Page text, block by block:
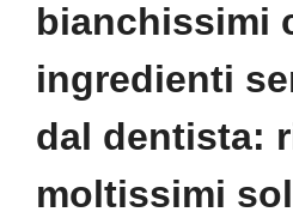
bianchissimi
ingredienti
dal dentista:
moltissimi